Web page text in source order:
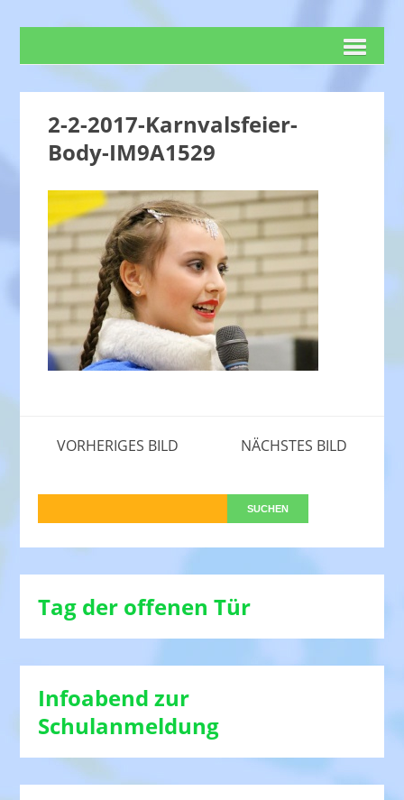
2-2-2017-Karnvalsfeier-
Body-IM9A1529
VORHERIGES BILD NÄCHSTES BILD
Tag der offenen Tür
Infoabend zur
Schulanmeldung